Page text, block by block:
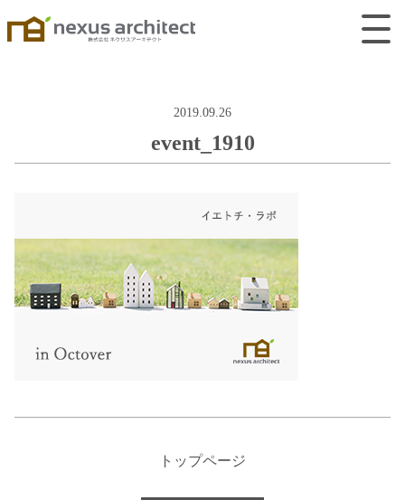
2019.09.26
event_1910
トップページ